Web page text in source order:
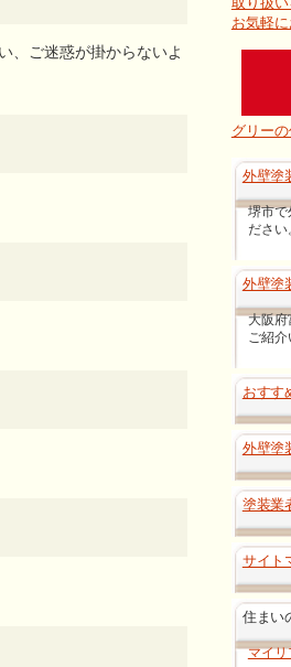
、ご迷惑が掛からないよ
お気軽
グリー
外壁塗
堺市で
ださい
外壁塗
大阪府
ご紹介
おすす
外壁塗
塗装業
サイト
住まい
マイリ